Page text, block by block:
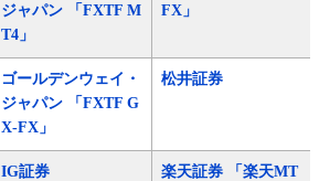
ジャパン 「FXTF M
T4」
FX」
ゴールデンウェイ・
ジャパン 「FXTF G
X-FX」
松井証券
IG証券
楽天証券 「楽天MT